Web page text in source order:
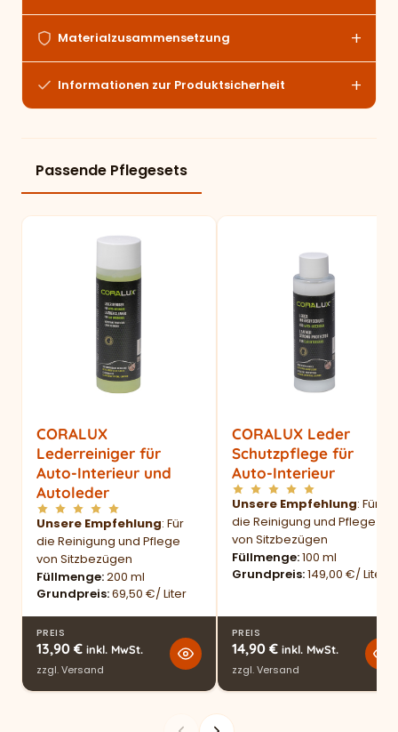
Materialzusammensetzung
Informationen zur Produktsicherheit
Passende Pflegesets
CORALUX
Lederreiniger für
Auto-Interieur und
Autoleder
Unsere Empfehlung: Für
die Reinigung und Pflege
von Sitzbezügen
Füllmenge 200 ml
Grundpreis 69,50 €/ Liter
PREIS
13,90 € inkl. MwSt.
zzgl.Versand
CORALUX Leder
Schutzpflege für
Auto-Interieur
Unsere Empfehlung: Für
die Reinigung und Pflege
von Sitzbezügen
Füllmenge 100 ml
Grundpreis 149,00 €/ Liter
PREIS
14,90 € inkl. MwSt.
zzgl.Versand